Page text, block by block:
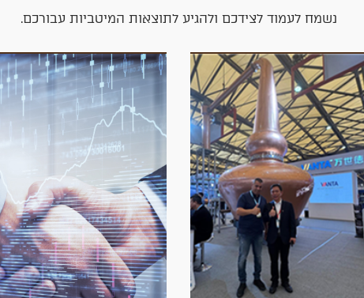
נשמח לעמוד לצידכם ולהגיע לתוצאות המיטביות עבורכם.